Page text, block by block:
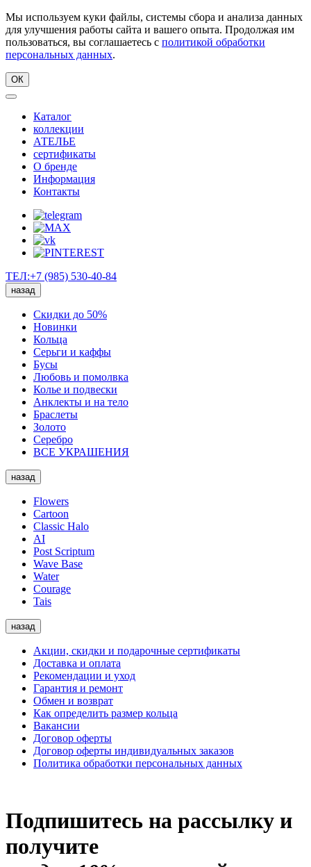
Мы используем куки файлы, системы сбора и анализа данных
для улучшения работы сайта и вашего опыта. Продолжая им
пользоваться, вы соглашаетесь с политикой обработки
персональных данных.
ОК
Каталог
коллекции
АТЕЛЬЕ
сертификаты
О бренде
Информация
Контакты
ТЕЛ:+7 (985) 530-40-84
назад
Скидки до 50%
Новинки
Кольца
Серьги и каффы
Бусы
Любовь и помолвка
Колье и подвески
Анклекты и на тело
Браслеты
Золото
Серебро
ВСЕ УКРАШЕНИЯ
назад
Flowers
Cartoon
Classic Halo
AI
Post Scriptum
Wave Base
Water
Courage
Tais
назад
Акции, скидки и подарочные сертификаты
Доставка и оплата
Рекомендации и уход
Гарантия и ремонт
Обмен и возврат
Как определить размер кольца
Вакансии
Договор оферты
Договор оферты индивидуальных заказов
Политика обработки персональных данных
Подпишитесь на рассылку и
получите